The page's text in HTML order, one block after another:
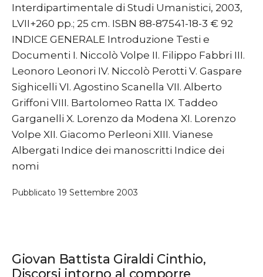
Interdipartimentale di Studi Umanistici, 2003,
LVII+260 pp.; 25 cm. ISBN 88-87541-18-3 € 92
INDICE GENERALE Introduzione Testi e
Documenti I. Niccolò Volpe II. Filippo Fabbri III.
Leonoro Leonori IV. Niccolò Perotti V. Gaspare
Sighicelli VI. Agostino Scanella VII. Alberto
Griffoni VIII. Bartolomeo Ratta IX. Taddeo
Garganelli X. Lorenzo da Modena XI. Lorenzo
Volpe XII. Giacomo Perleoni XIII. Vianese
Albergati Indice dei manoscritti Indice dei
nomi
Pubblicato 19 Settembre 2003
Giovan Battista Giraldi Cinthio,
Discorsi intorno al comporre